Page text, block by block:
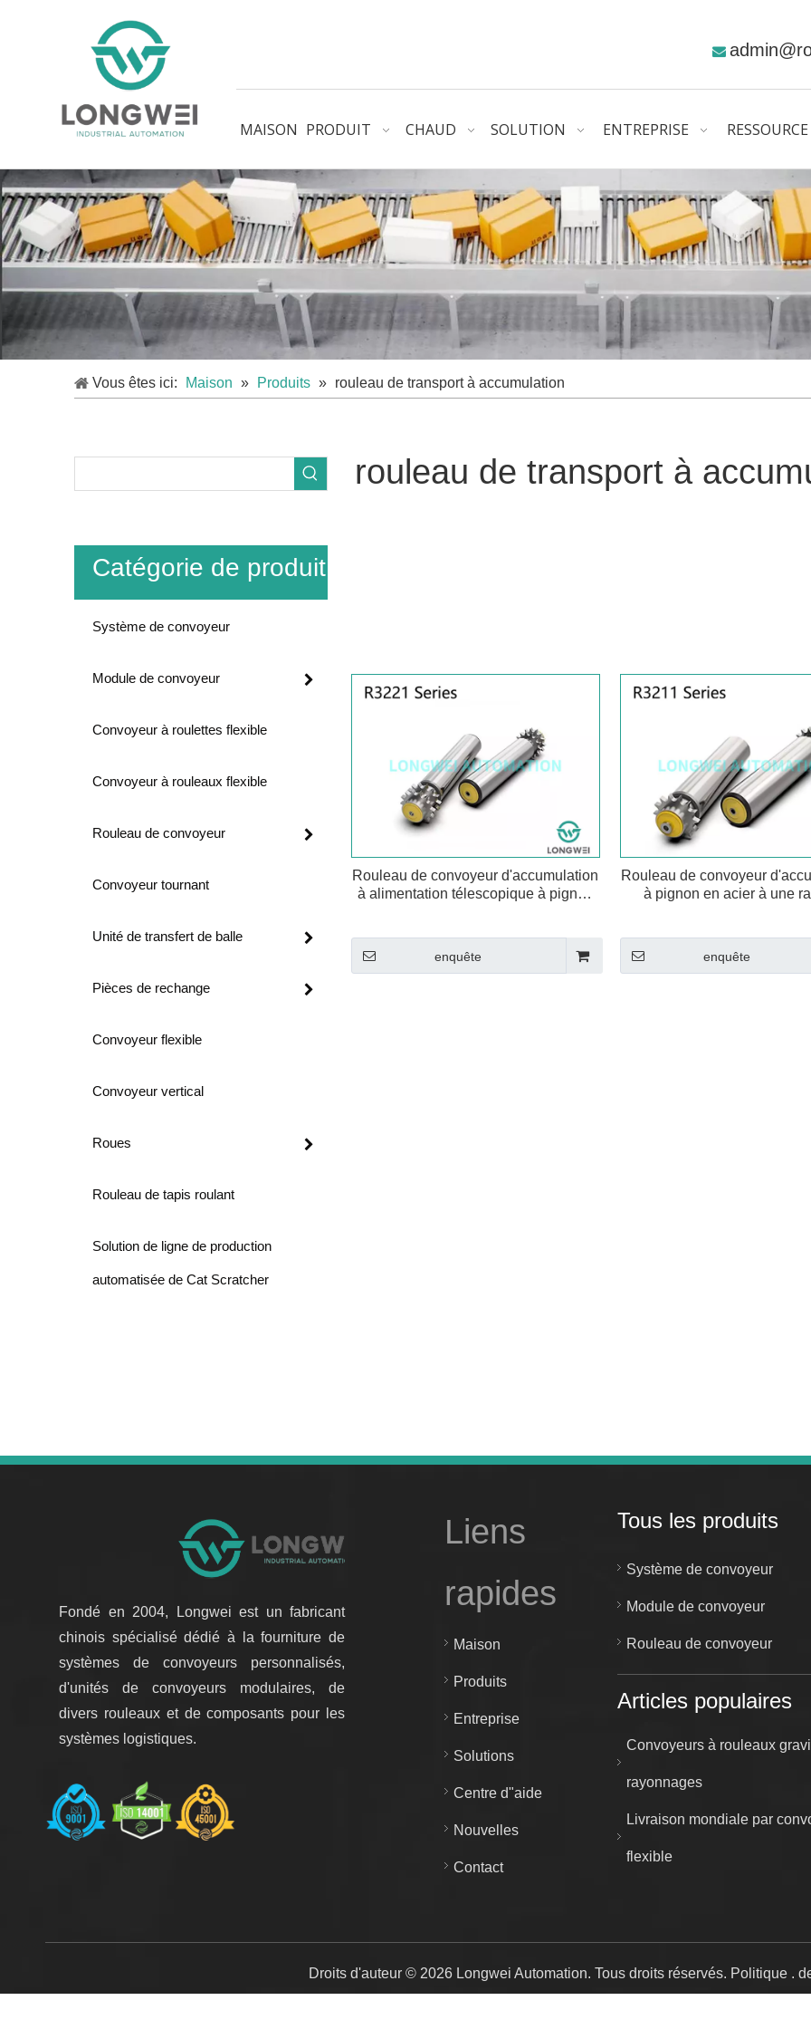

MAISON PRODUIT CHAUD SOLUTION ENTREPRISE RESSOURCE
Vous êtes ici: Maison » Produits » rouleau de transport à accumulation
Catégorie de produit
Système de convoyeur
Module de convoyeur
Convoyeur à roulettes flexible
Convoyeur à rouleaux flexible
Rouleau de convoyeur
Convoyeur tournant
Unité de transfert de balle
Pièces de rechange
Convoyeur flexible
Convoyeur vertical
Roues
Rouleau de tapis roulant
Solution de ligne de production
automatisée de Cat Scratcher
rouleau de transport à
Rouleau de convoyeur d'accumulation
à alimentation télescopique à pignon
enquête
Rouleau de convoyeur
à pignon en acier à une
enquête
Fondé en 2004, Longwei est un fabricant
chinois spécialisé dédié à la fourniture de
systèmes de convoyeurs personnalisés,
d'unités de convoyeurs modulaires, de
divers rouleaux et de composants pour les
systèmes logistiques.
Liens
rapides
Maison
Produits
Entreprise
Solutions
Centre d"aide
Nouvelles
Contact
Tous les produits
Système de convoyeur
Module de convoyeur
Rouleau de convoyeur
Articles populaires
Convoyeurs à rouleaux
rayonnages
Livraison mondiale par
flexible
Droits d'auteur © 2026 Longwei Automation. Tous droits réservés. Politique .